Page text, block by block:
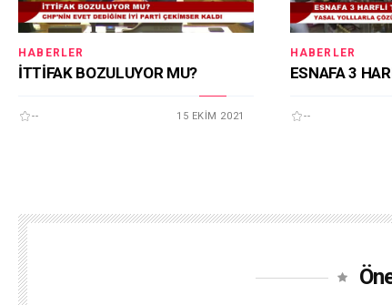
HABERLER
İTTİFAK BOZULUYOR MU?
-- 15 EKIM 2021
HABERLER
ESNAFA 3
--